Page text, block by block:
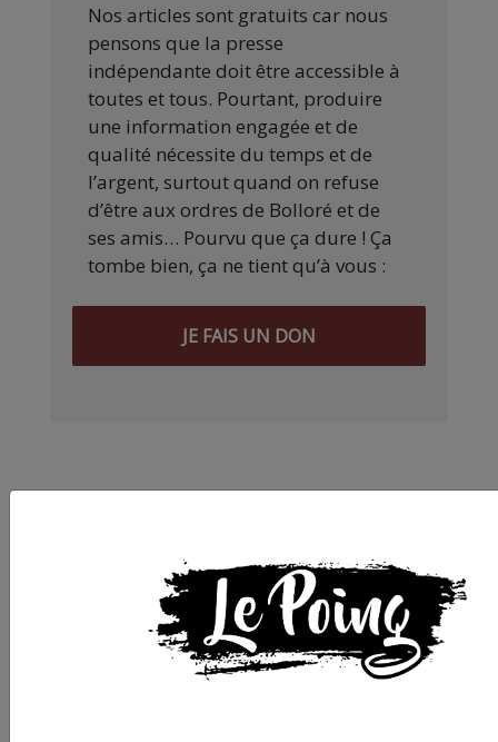
Nos articles sont gratuits car nous
pensons que la presse
indépendante doit être accessible à
toutes et tous. Pourtant, produire
une information engagée et de
qualité nécessite du temps et de
l’argent, surtout quand on refuse
d’être aux ordres de Bolloré et de
ses amis… Pourvu que ça dure ! Ça
tombe bien, ça ne tient qu’à vous :
JE FAIS UN DON
ARTICLE AGORA SUIVANT :